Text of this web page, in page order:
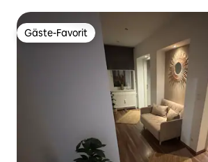
Gäste-Favorit
Gäste-Favorit